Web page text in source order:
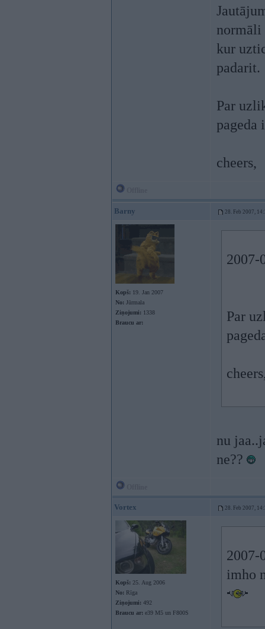
normāli
kur
padarit.
Par
pageda
cheers,
Barny 28. Feb 2007,
Kopš: 19. Jan 2007
No: Jūrmala
Ziņojumi: 1338
Braucu ar:
2007-
Par
nu
ne??
Vortex 28. Feb 2007,
Kopš: 25. Aug 2006
No: Rīga
Ziņojumi: 492
Braucu ar: e39 M5 un F800S
2007-
imho